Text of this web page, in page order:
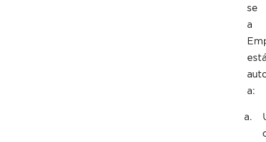
se
a
a: